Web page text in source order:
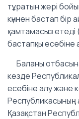
тұратын жері
күннен бастап бір
қамтамасыз етеді
бастапқы есебіне
Баланы
кезде
есебіне алу және
Республикасының
Қазақстан